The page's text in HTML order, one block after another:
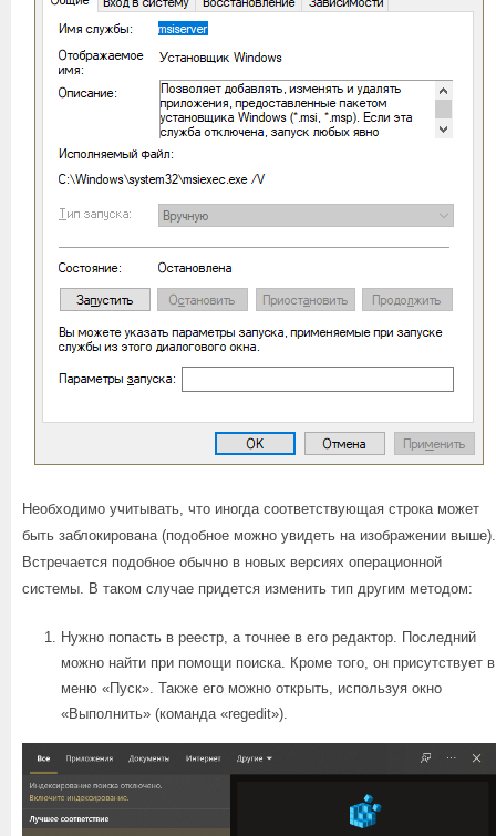
Необходимо учитывать, что иногда соответствующая строка может
быть заблокирована (подобное можно увидеть на изображении выше).
Встречается подобное обычно в новых версиях операционной
системы. В таком случае придется изменить тип другим методом:
Нужно попасть в реестр, а точнее в его редактор. Последний
можно найти при помощи поиска. Кроме того, он присутствует в
меню «Пуск». Также его можно открыть, используя окно
«Выполнить» (команда «regedit»).